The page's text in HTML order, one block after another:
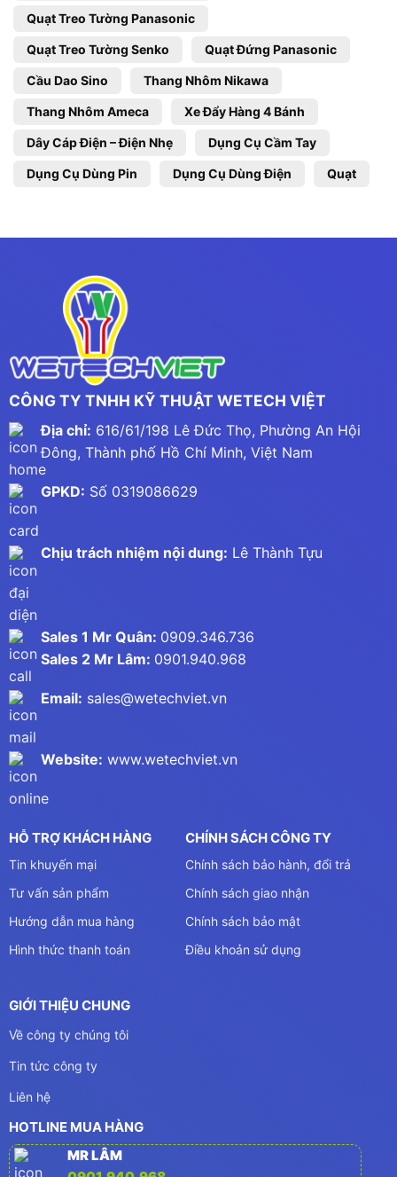
Quạt Treo Tường Panasonic
Quạt Treo Tường Senko Quạt Đứng Panasonic
Cầu Dao Sino Thang Nhôm Nikawa
Thang Nhôm Ameca Xe Đẩy Hàng 4 Bánh
Dây Cáp Điện – Điện Nhẹ Dụng Cụ Cầm Tay
Dụng Cụ Dùng Pin Dụng Cụ Dùng Điện Quạt
CÔNG TY TNHH KỸ THUẬT WETECH VIỆT
Địa chỉ: 616/61/198 Lê Đức Thọ, Phường An Hội
Đông, Thành phố Hồ Chí Minh, Việt Nam
GPKD: Số 0319086629
Chịu trách nhiệm nội dung: Lê Thành Tựu
Sales 1 Mr Quân: 0909.346.736
Sales 2 Mr Lâm: 0901.940.968
Email: sales@wetechviet.vn
Website: www.wetechviet.vn
HỖ TRỢ KHÁCH HÀNG
Tin khuyến mại
Tư vấn sản phẩm
Hướng dẫn mua hàng
Hình thức thanh toán
CHÍNH SÁCH CÔNG TY
Chính sách bảo hành, đổi trả
Chính sách giao nhận
Chính sách bảo mật
Điều khoản sử dụng
GIỚI THIỆU CHUNG
Về công ty chúng tôi
Tin tức công ty
Liên hệ
HOTLINE MUA HÀNG
MR LÂM